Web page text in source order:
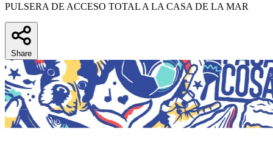
PULSERA DE ACCESO TOTAL A LA CASA DE LA MAR
Share